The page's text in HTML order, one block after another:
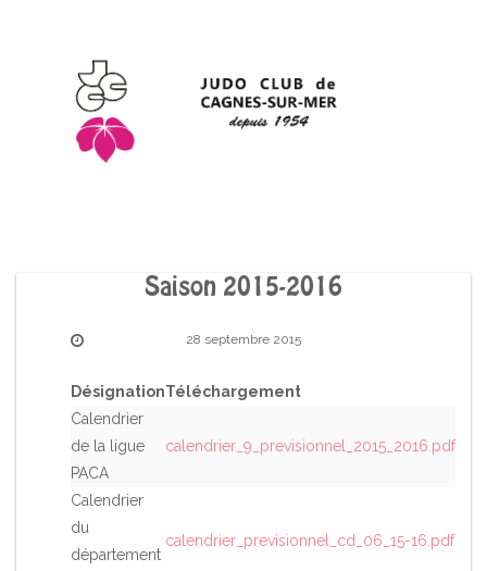
Saison 2015-2016
28 septembre 2015
DésignationTéléchargement
Calendrier
de la ligue
PACA
calendrier_9_previsionnel_2015_2016.pdf
Calendrier
du
département
calendrier_previsionnel_cd_06_15-16.pdf